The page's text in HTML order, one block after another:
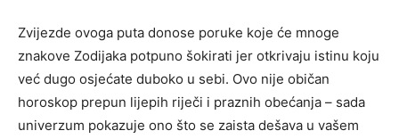
Zvijezde ovoga puta donose poruke koje će mnoge
znakove Zodijaka potpuno šokirati jer otkrivaju istinu koju
već dugo osjećate duboko u sebi. Ovo nije običan
horoskop prepun lijepih riječi i praznih obećanja – sada
univerzum pokazuje ono što se zaista dešava u vašem